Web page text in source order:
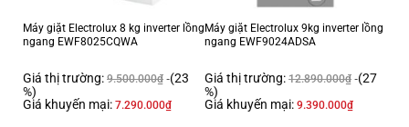
Máy giặt Electrolux 8 kg inverter lồng
ngang EWF8025CQWA
Giá thị trường: 9.500.000₫ (23
%)
Giá khuyến mại: 7.290.000₫
Máy giặt Electrolux 9kg inverter lồng
ngang EWF9024ADSA
Giá thị trường: 12.890.000₫ (27
%)
Giá khuyến mại: 9.390.000₫